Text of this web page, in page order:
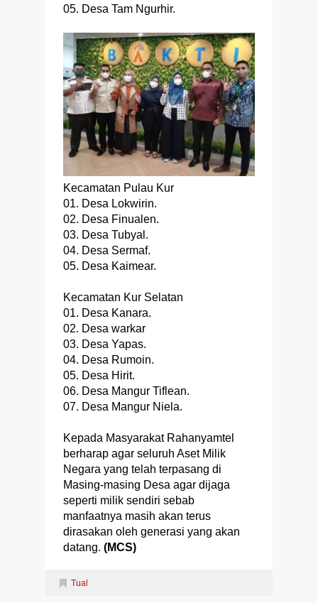
05. Desa Tam Ngurhir.
Kecamatan Pulau Kur
01. Desa Lokwirin.
02. Desa Finualen.
03. Desa Tubyal.
04. Desa Sermaf.
05. Desa Kaimear.
Kecamatan Kur Selatan
01. Desa Kanara.
02. Desa warkar
03. Desa Yapas.
04. Desa Rumoin.
05. Desa Hirit.
06. Desa Mangur Tiflean.
07. Desa Mangur Niela.
Kepada Masyarakat Rahanyamtel
berharap agar seluruh Aset Milik
Negara yang telah terpasang di
Masing-masing Desa agar dijaga
seperti milik sendiri sebab
manfaatnya masih akan terus
dirasakan oleh generasi yang akan
datang. (MCS)
Tual